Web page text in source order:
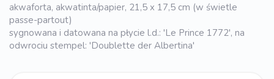
akwaforta, akwatinta/papier, 21,5 x 17,5 cm (w świetle
passe-partout)
sygnowana i datowana na płycie l.d.: 'Le Prince 1772', na
odwrociu stempel: 'Doublette der Albertina'